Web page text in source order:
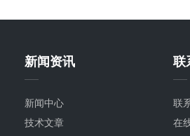
新闻资讯
新闻中心
技术文章
联
联
在